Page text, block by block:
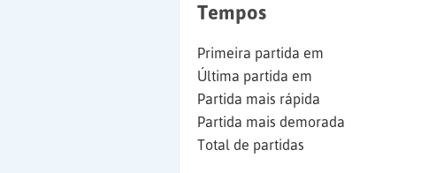
Tempos
Primeira partida em
Última partida em
Partida mais rápida
Partida mais demorada
Total de partidas